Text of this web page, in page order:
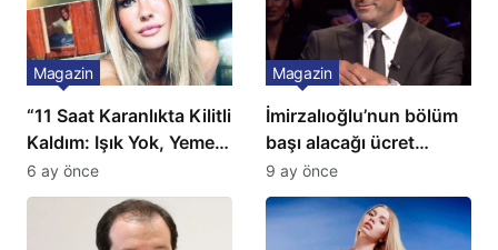
“11 Saat Karanlıkta Kilitli
Kaldım: Işık Yok, Yemek
Yok, Tuvalet Yok!”
Çağla Şikel’den Şok
Magazin
6 ay önce
İmirzalıoğlu’nun bölüm
başı alacağı ücret
Türkiye’de bir ilk:
Gözünü 2 ilçeye dikti!
Magazin
9 ay önce